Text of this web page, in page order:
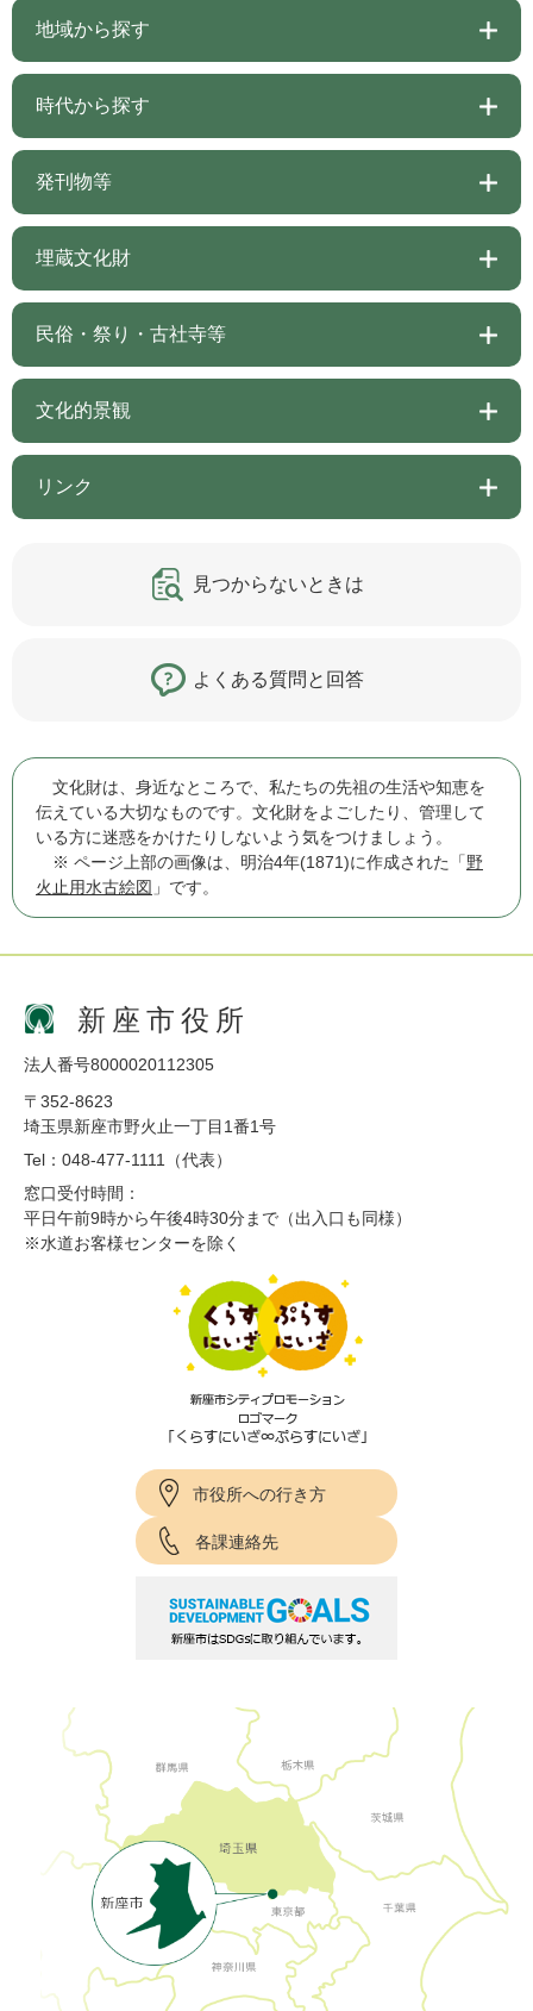
地域から探す
時代から探す
発刊物等
埋蔵文化財
民俗・祭り・古社寺等
文化的景観
リンク
見つからないときは
よくある質問と回答
文化財は、身近なところで、私たちの先祖の生活や知恵を
伝えている大切なものです。文化財をよごしたり、管理して
いる方に迷惑をかけたりしないよう気をつけましょう。
※ ページ上部の画像は、明治4年(1871)に作成された「野
火止用水古絵図 」です。
新座市役所
法人番号8000020112305
〒352-8623
埼玉県新座市野火止一丁目1番1号
Tel：048-477-1111（代表）
窓口受付時間：
平日午前9時から午後4時30分まで（出入口も同様）
※水道お客様センターを除く
市役所への行き方
各課連絡先